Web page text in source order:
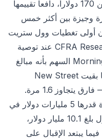
في التداولات قبل الافتتاح ليقترب من 170 دولاراً، دافعاً تقييمها
وجيزة بين أكثر خمس
أولى تغطيات وول ستريت
كشفت انقساماً عميقاً: افتتحت CFRA Research عند توصية
بيع بهدف 115 دولاراً، ووصفت Morningstar السهم بأنه مبالغ
في تقييمه بشدة عند 63 دولاراً، بينما بقيت New Street
Research محايدة عند 165 دولاراً — فارق يتجاوز 1.6 مرة.
ويستند الموقف المتشائم إلى خسارة قدرها 5 مليارات دولار في
2025 وإنفاق رأسمالي في الربع الأول بلغ 10.1 مليار دولار،
عام، فيما يبتعد الإقبال على